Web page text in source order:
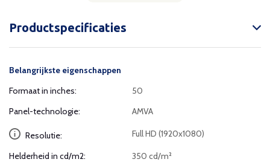
Productspecificaties
Belangrijkste eigenschappen
Formaat in inches:
50
Panel-technologie:
AMVA
Resolutie: Full HD (1920x1080)
Helderheid in cd/m2:
350 cd/m²